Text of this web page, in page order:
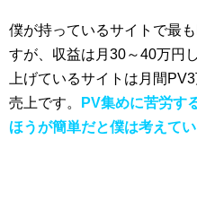
僕が持っているサイトで最
すが、収益は月30～40万円
上げているサイトは月間
売上です。
PV集めに苦労す
ほうが簡単だと僕は考えてい